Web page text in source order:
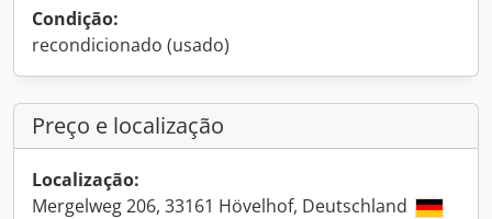
Condição:
recondicionado (usado)
Preço e localização
Localização:
Mergelweg 206, 33161 Hövelhof, Deutschland